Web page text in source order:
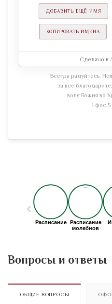
ДОБАВИТЬ ЕЩЁ ИМЯ
КОПИРОВАТЬ ИМЕНА
Сделано в
Всегда радуйтесь.
За все
воля Божия во
1 фес.5
Вопросы и ответы
ОБЩИЕ ВОПРОСЫ